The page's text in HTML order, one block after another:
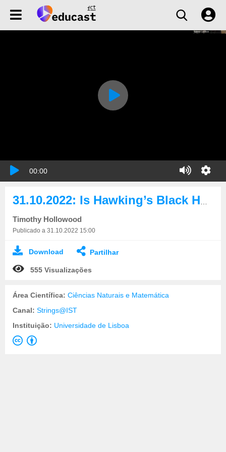
00:00
Timothy Hollowood
Publicado a 31.10.2022 15:00
Download Partilhar
555 Visualizações
Área Científica: Ciências Naturais e Matemática
Canal: Strings@IST
Instituição: Universidade de Lisboa